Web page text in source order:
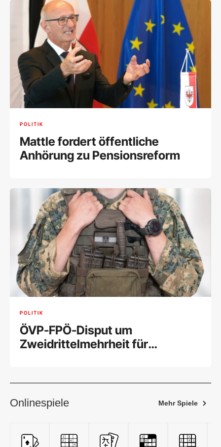
POLITIK
Mattle fordert öffentliche
Anhörung zu Pensionsreform
POLITIK
ÖVP-FPÖ-Disput um
Zweidrittelmehrheit für
Onlinespiele Mehr Spiele